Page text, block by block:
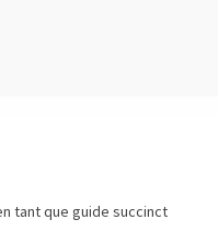
tant que guide succinct